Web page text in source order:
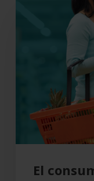
nuestros
hábitos
compra
El